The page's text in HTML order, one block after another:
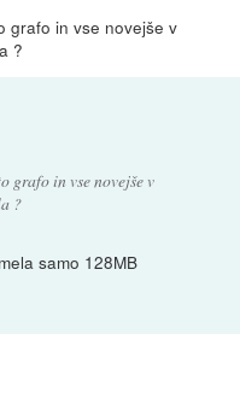
grafo in vse novejše v
?
grafo in vse novejše v
?
samo 128MB